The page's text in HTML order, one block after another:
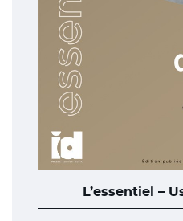
L’essentiel –